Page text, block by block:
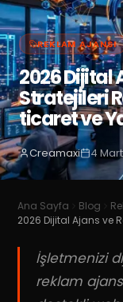
REKLAM AJANSI
2026 Dijital
Stratejileri
ticaret ve
Creamaxi 4
Ana Sayfa Blog
İşletmenizi
reklam